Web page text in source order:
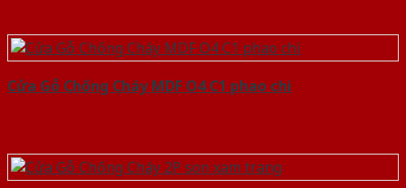
Cửa Gỗ Chống Cháy MDF O4 C1 phao chi